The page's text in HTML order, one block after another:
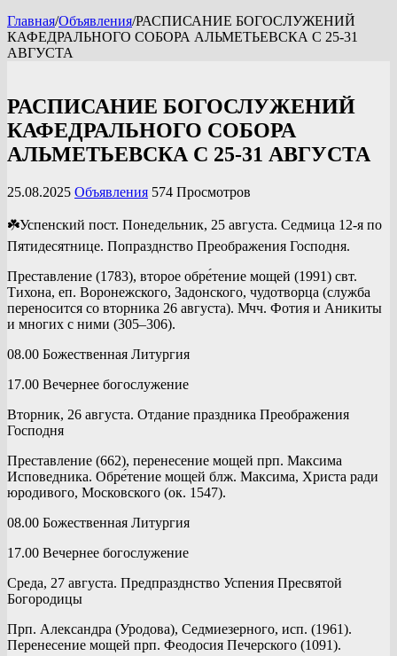
Главная/Объявления/РАСПИСАНИЕ БОГОСЛУЖЕНИЙ
КАФЕДРАЛЬНОГО СОБОРА АЛЬМЕТЬЕВСКА С 25-31
АВГУСТА
РАСПИСАНИЕ БОГОСЛУЖЕНИЙ
КАФЕДРАЛЬНОГО СОБОРА
АЛЬМЕТЬЕВСКА С 25-31 АВГУСТА
25.08.2025 Объявления 574 Просмотров
☘️Успенский пост. Понедельник, 25 августа. Седмица 12-я по
Пятидесятнице. Попразднство Преображения Господня.
Преставление (1783), второе обре́тение мощей (1991) свт.
Тихона, еп. Воронежского, Задонского, чудотворца (служба
переносится со вторника 26 августа). Мчч. Фотия и Аникиты
и многих с ними (305–306).
08.00 Божественная Литургия
17.00 Вечернее богослужение
Вторник, 26 августа. Отдание праздника Преображения
Господня
Преставление (662), перенесение мощей прп. Максима
Исповедника. Обре́тение мощей блж. Максима, Христа ради
юродивого, Московского (ок. 1547).
08.00 Божественная Литургия
17.00 Вечернее богослужение
Среда, 27 августа. Предпразднство Успения Пресвятой
Богородицы
Прп. Александра (Уродова), Седмиезерного, исп. (1961).
Перенесение мощей прп. Феодосия Печерского (1091).